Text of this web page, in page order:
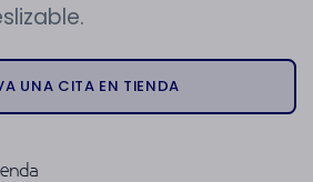
UNA CITA EN TIENDA